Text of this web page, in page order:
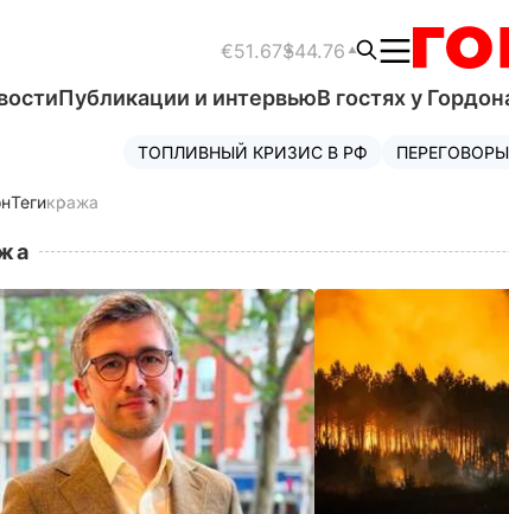
€51.67$44.76
Публикации и интервьюВ гостях у
ТОПЛИВНЫЙ КРИЗИС В РФ
Тегикража